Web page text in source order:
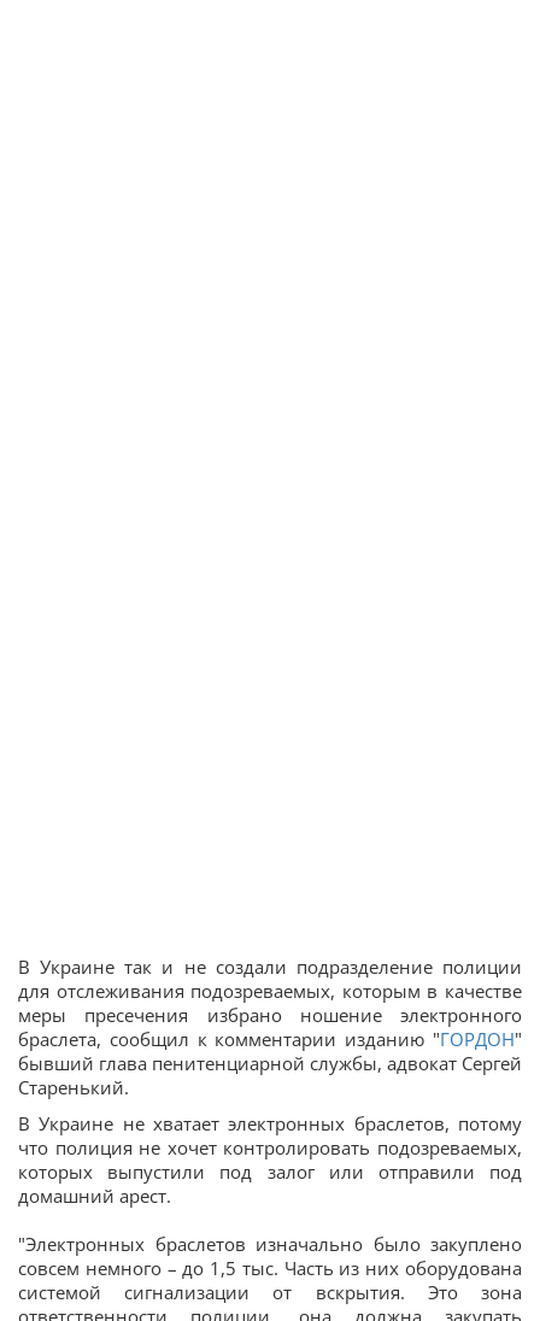
В Украине так и не создали подразделение полиции
для отслеживания подозреваемых, которым в качестве
меры пресечения избрано ношение электронного
браслета, сообщил к комментарии изданию "ГОРДОН"
бывший глава пенитенциарной службы, адвокат Сергей
Старенький.
В Украине не хватает электронных браслетов, потому
что полиция не хочет контролировать подозреваемых,
которых выпустили под залог или отправили под
домашний арест.
"Электронных браслетов изначально было закуплено
совсем немного – до 1,5 тыс. Часть из них оборудована
системой сигнализации от вскрытия. Это зона
ответственности полиции, она должна закупать